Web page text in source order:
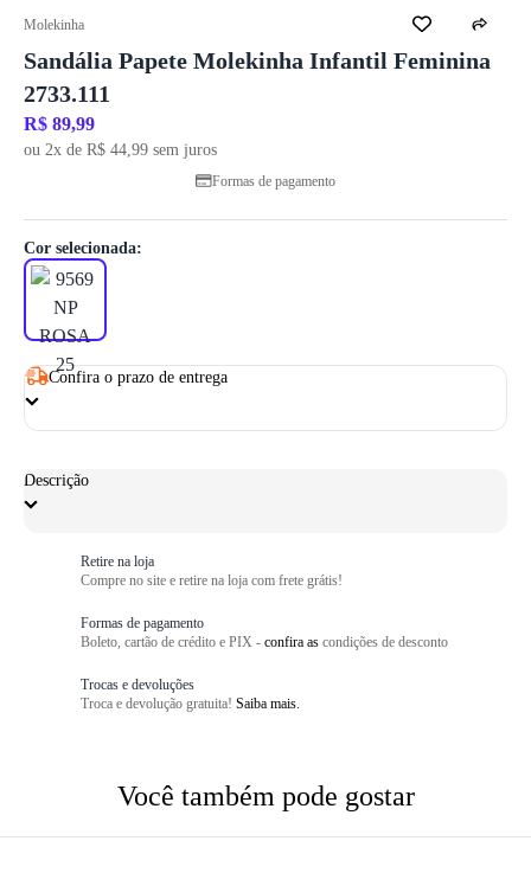
/ 6
Molekinha
Sandália Papete Molekinha Infantil Feminina
2733.111
R$ 89,99
ou 2x de R$ 44,99 sem juros
Formas de pagamento
Cor selecionada:
Confira o prazo de entrega
Descrição
Retire na loja
Compre no site e retire na loja com frete grátis!
Formas de pagamento
Boleto, cartão de crédito e PIX - confira as condições de desconto
Trocas e devoluções
Troca e devolução gratuita! Saiba mais.
Você também pode gostar